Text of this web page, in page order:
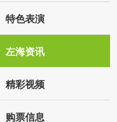
特色表演
左海资讯
精彩视频
购票信息